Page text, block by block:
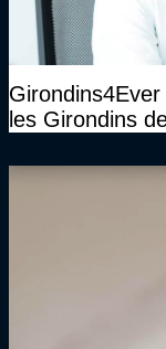
les Girondins